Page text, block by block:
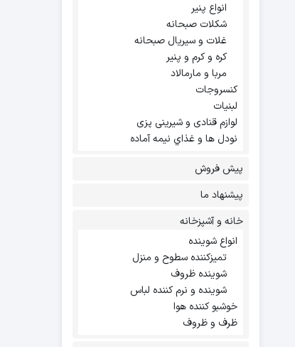
انواع پنیر
شکلات صبحانه
غلات و سیریال صبحانه
کره و کرم و پنیر
مربا و مارمالاد
کنسروجات
لبنیات
لوازم قنادی و شیرینی پزی
نودل ها و غذاي نيمه آماده
پیش فروش
پیشنهاد ما
خانه و آشپزخانه
انواع شوینده
تمیزکننده سطوح و منزل
شوینده ظروف
شوینده و نرم کننده لباس
خوشبو کننده هوا
ظرف و ظروف